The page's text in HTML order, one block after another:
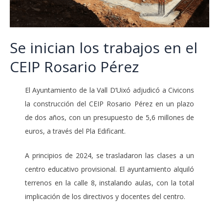
Se inician los trabajos en el
CEIP Rosario Pérez
El Ayuntamiento de la Vall D’Uixó adjudicó a Civicons
la construcción del CEIP Rosario Pérez en un plazo
de dos años, con un presupuesto de 5,6 millones de
euros, a través del Pla Edificant.
A principios de 2024, se trasladaron las clases a un
centro educativo provisional. El ayuntamiento alquiló
terrenos en la calle 8, instalando aulas, con la total
implicación de los directivos y docentes del centro.